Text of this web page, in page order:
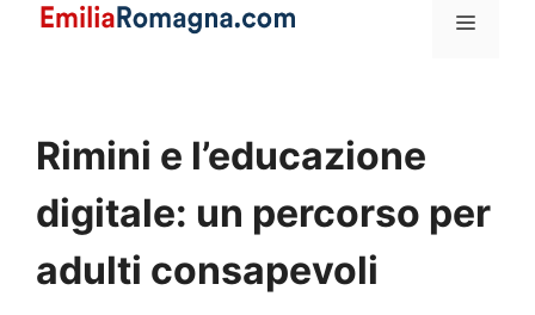
MENU
Rimini e l’educazione
digitale: un percorso per
adulti consapevoli